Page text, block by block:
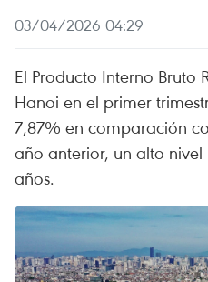
03/04/2026 04:29
El Producto Interno Bruto
Hanoi en el primer
7,87% en comparación
año anterior, un alto
años.